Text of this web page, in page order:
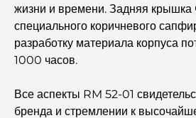
Самая дорогая школа GEMS в
руководство для родителей
Лучшие школы рядом с Damac
Лучшие индийские рестораны в
жизни и времени. Задняя крышка
специального коричневого
разработку материала корпуса
1000 часов.
Все аспекты RM 52-01
бренда и стремлении к